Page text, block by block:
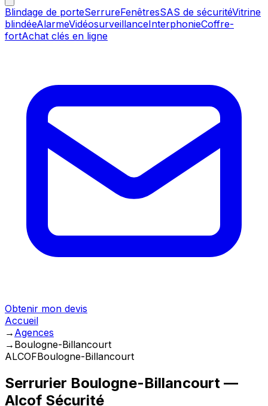
Blindage de porteSerrureFenêtresSAS de sécuritéVitrine
blindéeAlarmeVidéosurveillanceInterphonieCoffre-
fortAchat clés en ligne
Obtenir mon devis
Accueil
→ Agences
→ Boulogne-Billancourt
ALCOFBoulogne-Billancourt
Serrurier Boulogne-Billancourt —
Alcof Sécurité